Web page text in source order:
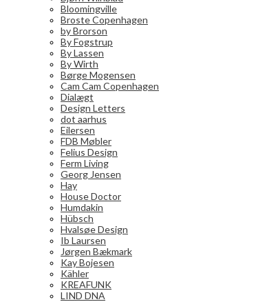
Bloomingville
Broste Copenhagen
by Brorson
By Fogstrup
By Lassen
By Wirth
Børge Mogensen
Cam Cam Copenhagen
Dialægt
Design Letters
dot aarhus
Eilersen
FDB Møbler
Felius Design
Ferm Living
Georg Jensen
Hay
House Doctor
Humdakin
Hübsch
Hvalsøe Design
Ib Laursen
Jørgen Bækmark
Kay Bojesen
Kähler
KREAFUNK
LIND DNA